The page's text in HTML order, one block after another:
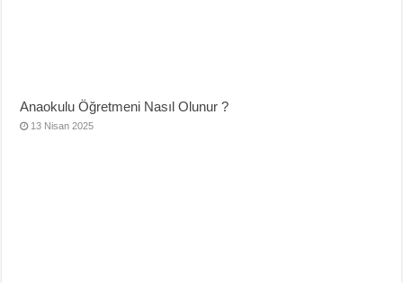
Anaokulu Öğretmeni Nasıl Olunur ?
13 Nisan 2025